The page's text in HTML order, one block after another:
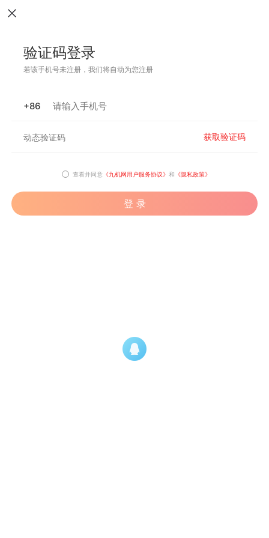
验证码登录
若该手机号未注册，我们将自动为您注册
+86
获取验证码
查看并同意 《九机网用户服务协议》 和 《隐私政策》
登 录